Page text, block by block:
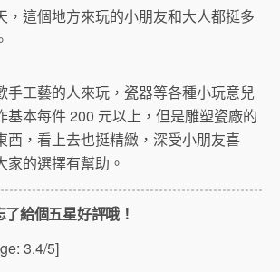
，這個地方來玩的小朋友和大人都挺多
手工藝的人來玩，瓷器等各種小玩意兒
基本每件 200 元以上，但是雕塑瓷廠的
西，看上去也挺精緻，深受小朋友喜
的選擇有幫助。
給個五星好評哦！
3.4/5]